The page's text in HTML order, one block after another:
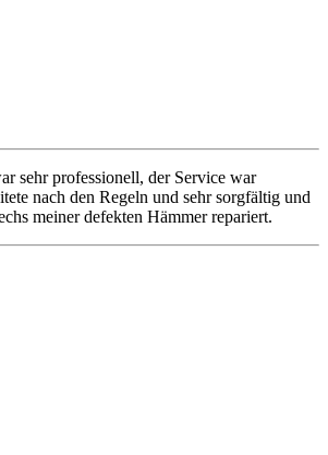
sehr professionell, der Service war
nach den Regeln und sehr sorgfältig und
meiner defekten Hämmer repariert.